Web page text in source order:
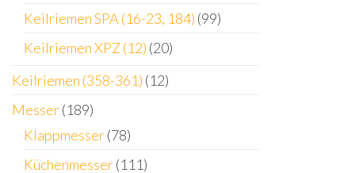
Keilriemen SPA (16-23, 184) (99)
Keilriemen XPZ (12) (20)
Keilriemen (358-361) (12)
Messer(189)
Klappmesser(78)
Küchenmesser(111)